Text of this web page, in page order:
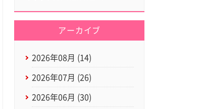
アーカイブ
2026年08月 (14)
2026年07月 (26)
2026年06月 (30)